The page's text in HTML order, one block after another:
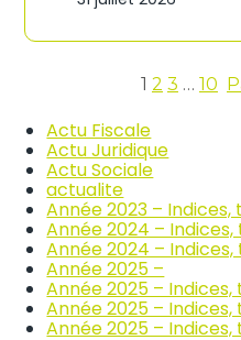
c
m
e
l
a
r
p
a
r
n
i
e
r
i
x
d
e
s
p
1 2 3 … 10
Actu Fiscale
Actu Juridique
Actu Sociale
actualite
Année 2023 –
Année 2024 –
Année 2024 –
Année 2025 –
Année 2025 –
Année 2025 –
Année 2025 –